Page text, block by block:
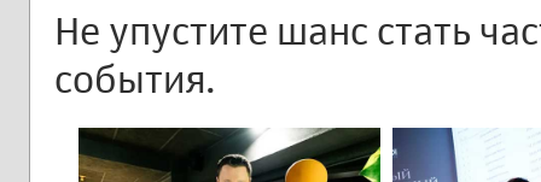
Не упустите шанс стать
события.